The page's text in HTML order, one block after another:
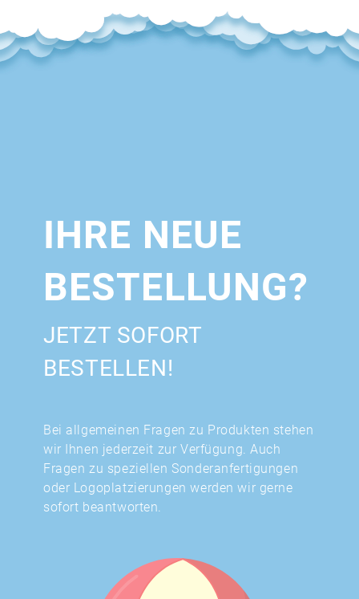
IHRE NEUE
BESTELLUNG?
JETZT SOFORT
BESTELLEN!
Bei allgemeinen Fragen zu Produkten stehen
wir Ihnen jederzeit zur Verfügung. Auch
Fragen zu speziellen Sonderanfertigungen
oder Logoplatzierungen werden wir gerne
sofort beantworten.